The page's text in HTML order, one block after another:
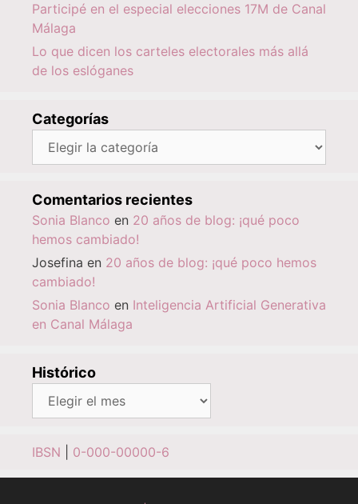
Participé en el especial elecciones 17M de Canal
Málaga
Lo que dicen los carteles electorales más allá
de los eslóganes
Categorías
Categorías
Comentarios recientes
Sonia Blanco en 20 años de blog: ¡qué poco
hemos cambiado!
Josefina en 20 años de blog: ¡qué poco hemos
cambiado!
Sonia Blanco en Inteligencia Artificial Generativa
en Canal Málaga
Histórico
Histórico
IBSN 0-000-00000-6